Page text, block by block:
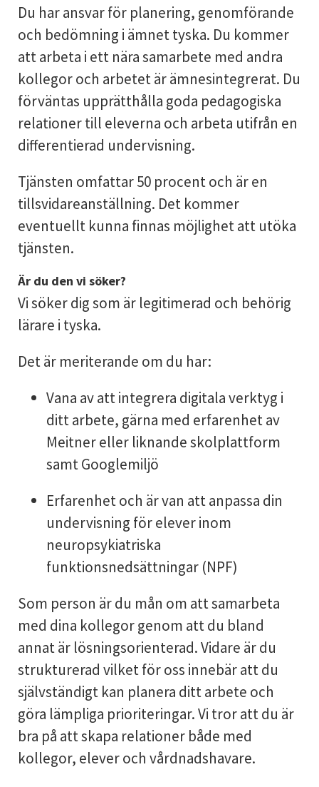
Du har ansvar för planering, genomförande
och bedömning i ämnet tyska. Du kommer
att arbeta i ett nära samarbete med andra
kollegor och arbetet är ämnesintegrerat. Du
förväntas upprätthålla goda pedagogiska
relationer till eleverna och arbeta utifrån en
differentierad undervisning.
Tjänsten omfattar 50 procent och är en
tillsvidareanställning. Det kommer
eventuellt kunna finnas möjlighet att utöka
tjänsten.
Är du den vi söker?
Vi söker dig som är legitimerad och behörig
lärare i tyska.
Det är meriterande om du har:
Vana av att integrera digitala verktyg i
ditt arbete, gärna med erfarenhet av
Meitner eller liknande skolplattform
samt Googlemiljö
Erfarenhet och är van att anpassa din
undervisning för elever inom
neuropsykiatriska
funktionsnedsättningar (NPF)
Som person är du mån om att samarbeta
med dina kollegor genom att du bland
annat är lösningsorienterad. Vidare är du
strukturerad vilket för oss innebär att du
självständigt kan planera ditt arbete och
göra lämpliga prioriteringar. Vi tror att du är
bra på att skapa relationer både med
kollegor, elever och vårdnadshavare.